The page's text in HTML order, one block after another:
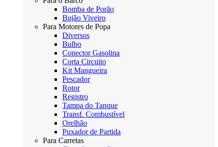
Bomba de Porão
Bujão Viveiro
Para Motores de Popa
Diversos
Bulbo
Conector Gasolina
Corta Circuito
Kit Mangueira
Pescador
Rotor
Registro
Tampa do Tanque
Transf. Combustível
Orelhão
Puxador de Partida
Para Carretas